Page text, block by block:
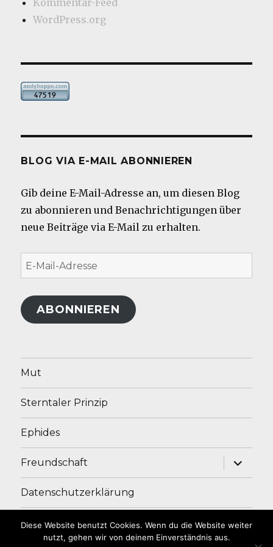
WordPress.org
BLOG VIA E-MAIL ABONNIEREN
Gib deine E-Mail-Adresse an, um diesen Blog
zu abonnieren und Benachrichtigungen über
neue Beiträge via E-Mail zu erhalten.
E-
Mail-
Adresse
ABONNIEREN
Mut
Sterntaler Prinzip
Ephides
Freundschaft
Datenschutzerklärung
Impressum
Diese Website benutzt Cookies. Wenn du die Website weiter
nutzt, gehen wir von deinem Einverständnis aus.